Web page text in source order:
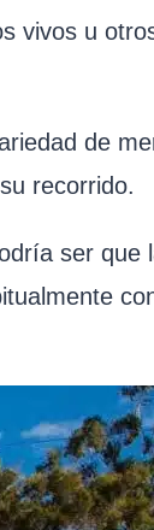
vivos u
de
recorrido.
ser que